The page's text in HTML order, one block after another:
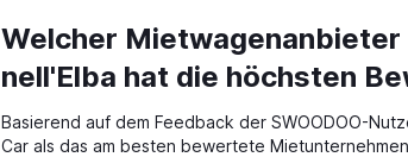
Welcher Mietwagenanbieter
nell'Elba hat die höchsten
Basierend auf dem Feedback der SWOODOO-
Car als das am besten bewertete